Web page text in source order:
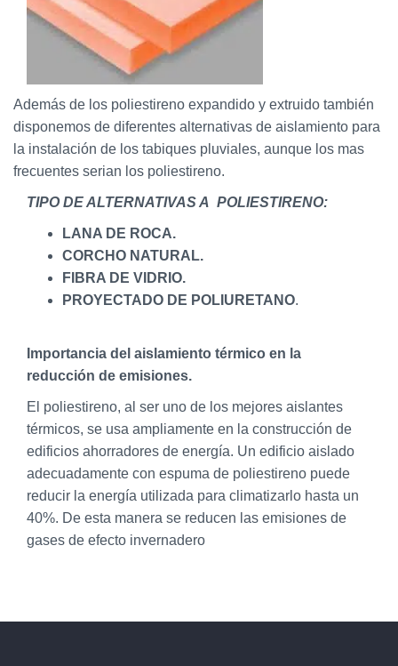
Además de los poliestireno expandido y extruido también
disponemos de diferentes alternativas de aislamiento para
la instalación de los tabiques pluviales, aunque los mas
frecuentes serian los poliestireno.
TIPO DE ALTERNATIVAS A POLIESTIRENO:
LANA DE ROCA.
CORCHO NATURAL.
FIBRA DE VIDRIO.
PROYECTADO DE POLIURETANO.
Importancia del aislamiento térmico en la
reducción de emisiones.
El poliestireno, al ser uno de los mejores aislantes
térmicos, se usa ampliamente en la construcción de
edificios ahorradores de energía. Un edificio aislado
adecuadamente con espuma de poliestireno puede
reducir la energía utilizada para climatizarlo hasta un
40%. De esta manera se reducen las emisiones de
gases de efecto invernadero